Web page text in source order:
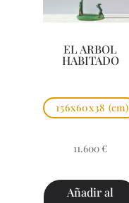
EL ARBOL
HABITADO
156x60x38 (cm)
11.600 €
Añadir al